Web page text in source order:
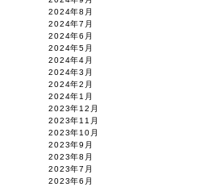
2024年8月
2024年7月
2024年6月
2024年5月
2024年4月
2024年3月
2024年2月
2024年1月
2023年12月
2023年11月
2023年10月
2023年9月
2023年8月
2023年7月
2023年6月